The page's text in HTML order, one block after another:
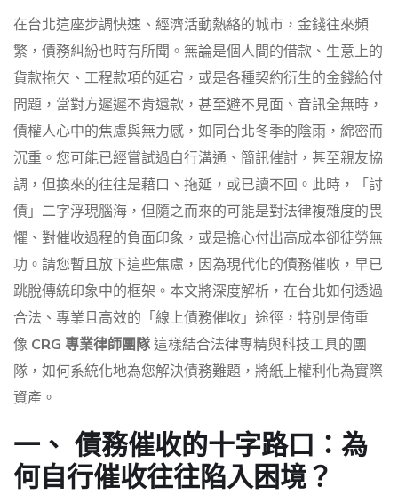
在台北這座步調快速、經濟活動熱絡的城市，金錢往來頻
繁，債務糾紛也時有所聞。無論是個人間的借款、生意上的
貨款拖欠、工程款項的延宕，或是各種契約衍生的金錢給付
問題，當對方遲遲不肯還款，甚至避不見面、音訊全無時，
債權人心中的焦慮與無力感，如同台北冬季的陰雨，綿密而
沉重。您可能已經嘗試過自行溝通、簡訊催討，甚至親友協
調，但換來的往往是藉口、拖延，或已讀不回。此時，「討
債」二字浮現腦海，但隨之而來的可能是對法律複雜度的畏
懼、對催收過程的負面印象，或是擔心付出高成本卻徒勞無
功。請您暫且放下這些焦慮，因為現代化的債務催收，早已
跳脫傳統印象中的框架。本文將深度解析，在台北如何透過
合法、專業且高效的「線上債務催收」途徑，特別是倚重
像 CRG 專業律師團隊這樣結合法律專精與科技工具的團
隊，如何系統化地為您解決債務難題，將紙上權利化為實際
資產。
一、 債務催收的十字路口：為
何自行催收往往陷入困境？